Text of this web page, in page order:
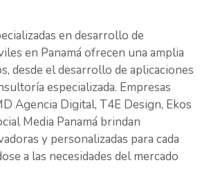
en desarrollo de
en Panamá ofrecen una amplia
desde el desarrollo de aplicaciones
especializada. Empresas
Agencia Digital, T4E Design, Ekos
Media Panamá brindan
y personalizadas para cada
a las necesidades del mercado